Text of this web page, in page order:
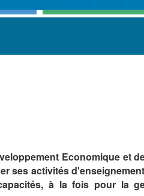
Economique et
ses activités
à la fois pour la